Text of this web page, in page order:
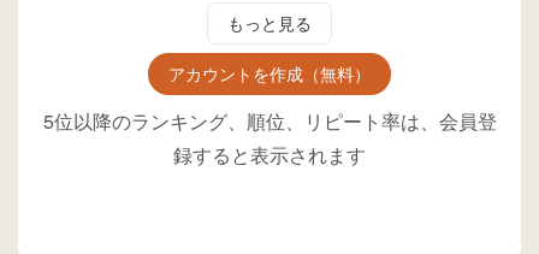
もっと見る
アカウントを作成（無料）
5位以降のランキング、順位、リピート率は、会員登
録すると表示されます